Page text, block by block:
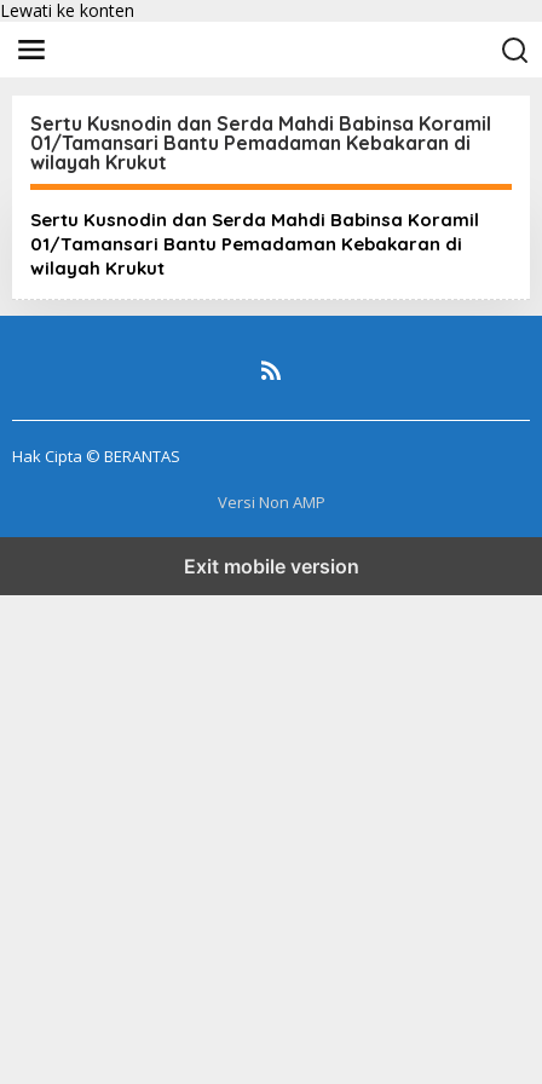
Lewati ke konten
Sertu Kusnodin dan Serda Mahdi Babinsa Koramil
01/Tamansari Bantu Pemadaman Kebakaran di
wilayah Krukut
Sertu Kusnodin dan Serda Mahdi Babinsa Koramil
01/Tamansari Bantu Pemadaman Kebakaran di
wilayah Krukut
Hak Cipta © BERANTAS
Versi Non AMP
Exit mobile version